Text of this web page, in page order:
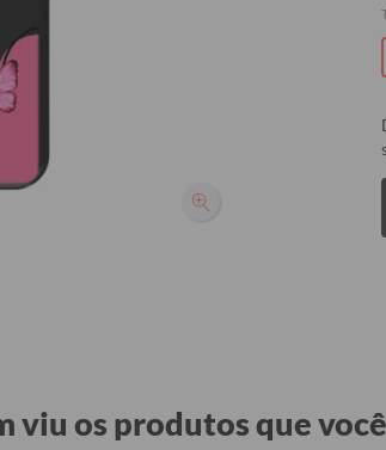
viu os produtos que